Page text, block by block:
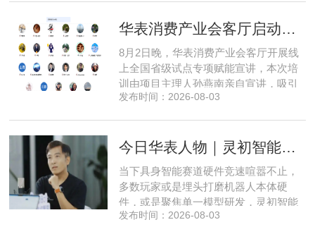
长久，这也是享刻智能自创立之初便坚
创始人、CEO 陈震纵观当前具
华表消费产业会客厅启动全国省级试点招募，首次线上宣讲会圆满举办
8月2日晚，华表消费产业会客厅开展线
上全国省级试点专项赋能宣讲，本次培
训由项目主理人孙燕南亲自宣讲，吸引
了来自贵州、河北、北京、天津、常
间盘活、私域变现、稳现金流搭建、试
现状，深度剖析行业双重发展困境
发布时间：2026-08-03
今日华表人物｜灵初智能CEO王启斌：押注千万级数据解锁具身智能质变
当下具身智能赛道硬件竞速喧嚣不止，
多数玩家或是埋头打磨机器人本体硬
件，或是聚焦单一模型研发，灵初智能
自创立之初便守住初心，以自研操作大
发布时间：2026-08-03